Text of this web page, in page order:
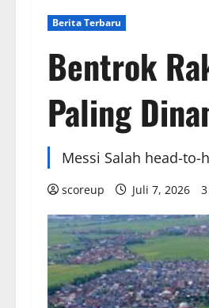
Berita Terbaru
Bentrok
Paling
Messi Salah head-to-
scoreup Juli 7, 2026